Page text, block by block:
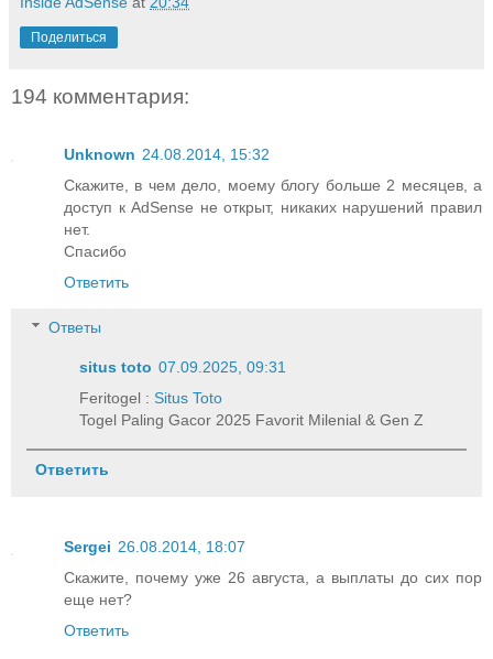
Поделиться
194 комментария:
Unknown 24.08.2014, 15:32
Скажите, в чем дело, моему блогу больше 2 месяцев, а
доступ к AdSense не открыт, никаких нарушений правил
нет.
Спасибо
Ответить
Ответы
situs toto 07.09.2025, 09:31
Feritogel :Situs Toto
Togel Paling Gacor 2025 Favorit Milenial & Gen Z
Ответить
Sergei 26.08.2014, 18:07
Скажите, почему уже 26 августа, а выплаты до сих пор
еще нет?
Ответить